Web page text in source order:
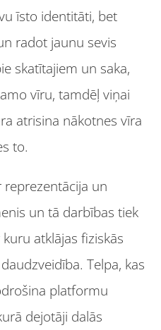
īsto identitāti, bet
radot jaunu sevis
skatītajiem un saka,
vīru, tamdēļ viņai
atrisina nākotnes vīra
to.
reprezentācija un
un tā darbības tiek
atklājas fiziskās
Telpa, kas
platformu
dejotāji dalās